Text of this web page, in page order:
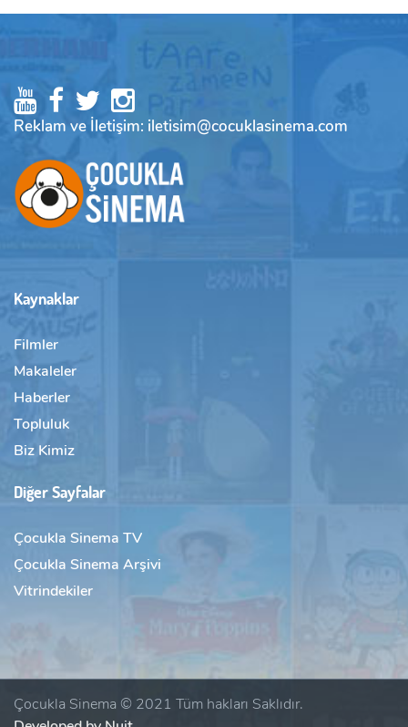
Reklam ve İletişim: iletisim@cocuklasinema.com
Kaynaklar
Filmler
Makaleler
Haberler
Topluluk
Biz Kimiz
Diğer Sayfalar
Çocukla Sinema TV
Çocukla Sinema Arşivi
Vitrindekiler
Çocukla Sinema © 2021 Tüm hakları Saklıdır.